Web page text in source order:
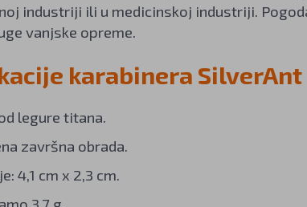
industriji ili u medicinskoj industriji.
vanjske opreme.
karabinera SilverAnt
legure titana.
završna obrada.
4,1 cm x 2,3 cm.
3,7 g.